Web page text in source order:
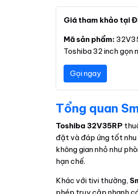
Giá tham khảo tại
Mã sản phẩm:
Toshiba 32 inch gọn
Gọi ngay
Tổng quan
Toshiba 32V35RP
đặt và đáp ứng tốt
không gian nhỏ như
hạn chế.
Khác với tivi thường,